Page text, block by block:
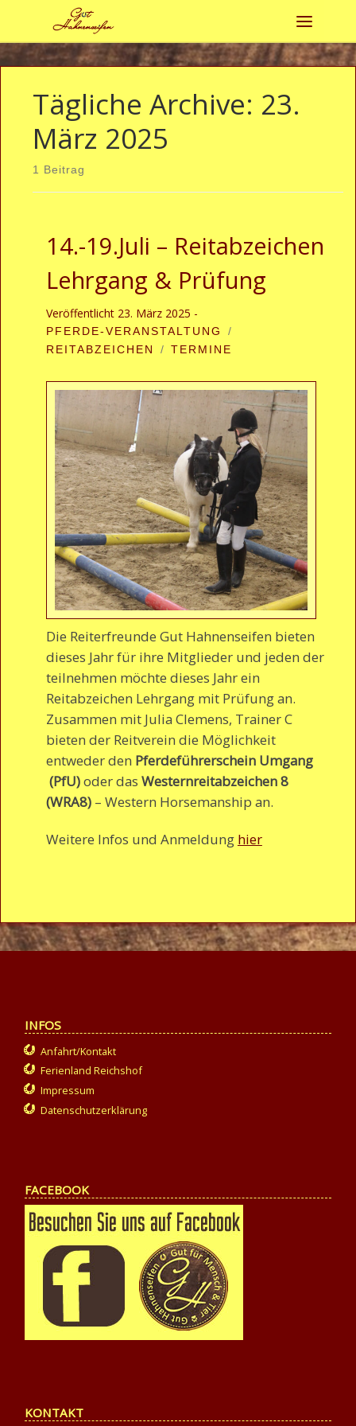
Zum Inhalt springen
Tägliche Archive: 23.
März 2025
1 Beitrag
14.-19.Juli – Reitabzeichen
Lehrgang & Prüfung
Veröffentlicht 23. März 2025 -
PFERDE-VERANSTALTUNG
REITABZEICHEN
TERMINE
Die Reiterfreunde Gut Hahnenseifen bieten
dieses Jahr für ihre Mitglieder und jeden der
teilnehmen möchte dieses Jahr ein
Reitabzeichen Lehrgang mit Prüfung an.
Zusammen mit Julia Clemens, Trainer C
bieten der Reitverein die Möglichkeit
entweder den Pferdeführerschein Umgang
(PfU)oder das Westernreitabzeichen 8
(WRA8)– Western Horsemanship an.
Weitere Infos und Anmeldung hier
INFOS
Anfahrt/Kontakt
Ferienland Reichshof
Impressum
Datenschutzerklärung
FACEBOOK
KONTAKT